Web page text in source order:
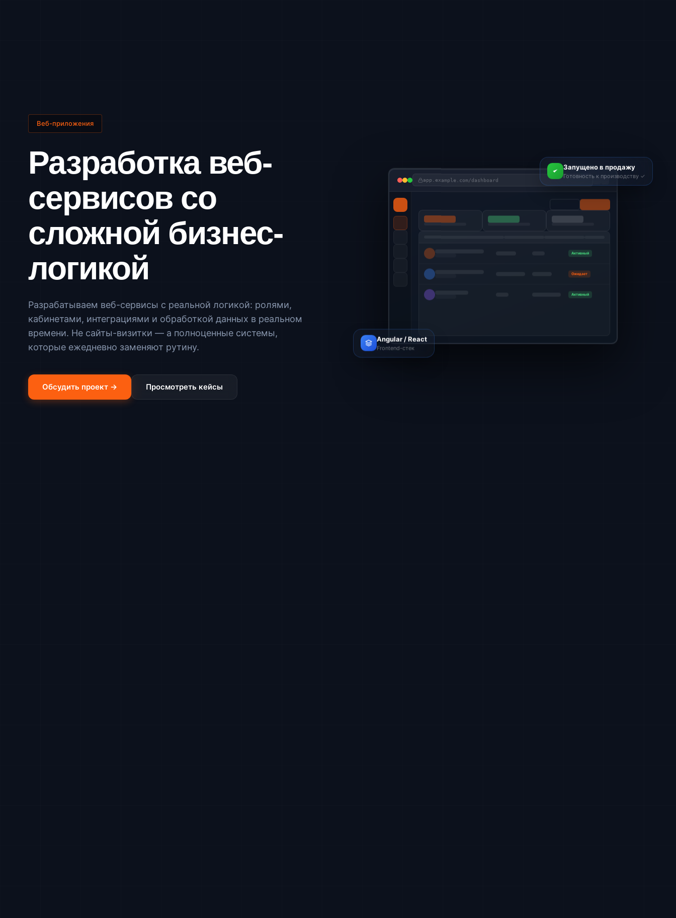
Веб-приложения
Разработка веб-
сервисов со
сложной бизнес-
логикой
Разрабатываем веб-сервисы с реальной логикой: ролями,
кабинетами, интеграциями и обработкой данных в реальном
времени. Не сайты-визитки — а полноценные системы,
которые ежедневно заменяют рутину.
Обсудить проект → Просмотреть кейсы
app.example.com/dashboard
Активный
Ожидает
Активный
Запущено в продажу
Готовность к производству ✓
Angular / React
Frontend-стек